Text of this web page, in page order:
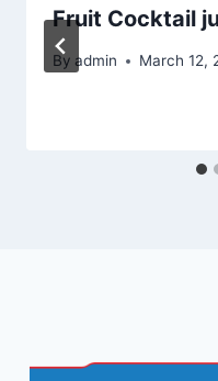
Fruit Cocktail
By admin March 12,